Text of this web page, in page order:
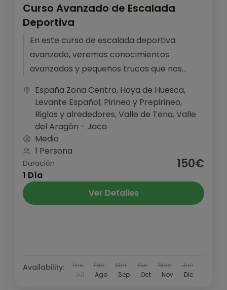
Curso Avanzado de Escalada
Deportiva
En este curso de escalada deportiva
avanzado, veremos conocimientos
avanzados y pequeños trucos que nos
momento. También...
España Zona Centro, Hoya de Huesca,
Levante Español, Pirineo y Prepirineo,
Riglos y alrededores,Valle de Tena,Valle
del Aragón - Jaca
Medio
1 Persona
Duración
1 Día
150€
Ver Detalles
Availability: Ene Feb Mar Abr May
Jun
Jul
Ago Sep Oct Nov Dic